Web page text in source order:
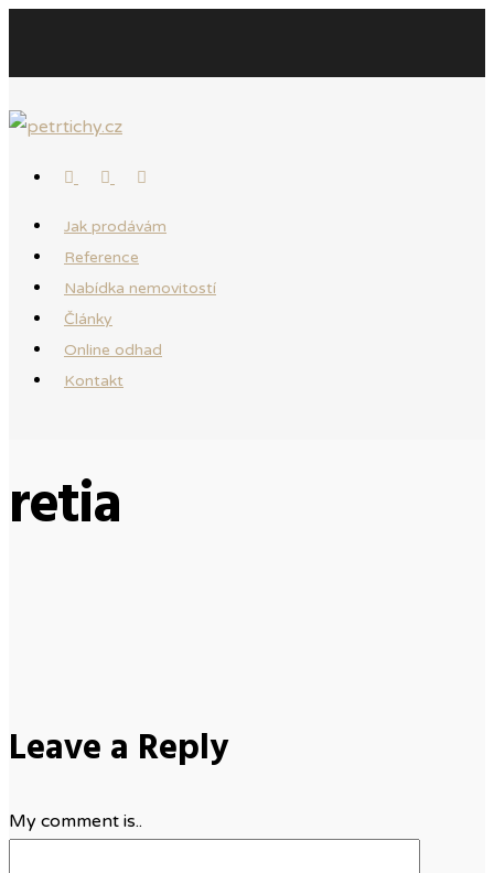
Jak prodávám
Reference
Nabídka nemovitostí
Články
Online odhad
Kontakt
retia
Leave a Reply
My comment is..